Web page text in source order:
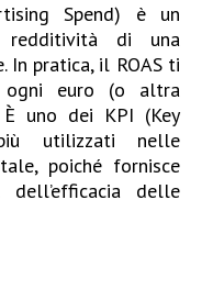
Spend) è un
redditività di una
In pratica, il ROAS ti
ogni euro (o altra
uno dei KPI (Key
utilizzati nelle
poiché fornisce
dell’efficacia delle